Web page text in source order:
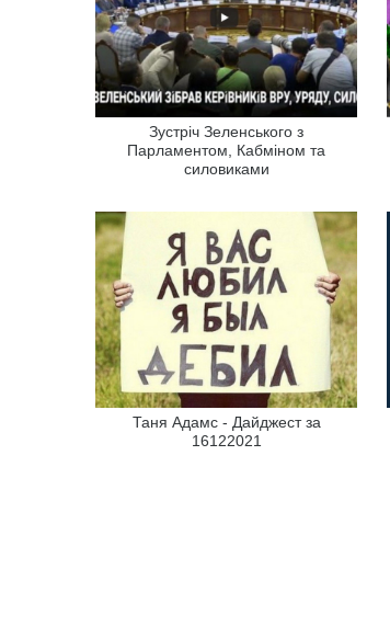
Зустріч Зеленського з
Парламентом, Кабміном та
силовиками
Таня Адамс - Дайджест за
16122021